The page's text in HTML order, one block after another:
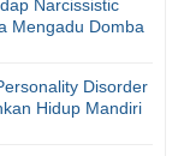
Narcissistic
Mengadu Domba
Disorder
Hidup Mandiri